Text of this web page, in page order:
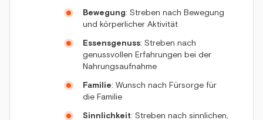
Bewegung: Streben nach Bewegung
und körperlicher Aktivität
Essensgenuss: Streben nach
genussvollen Erfahrungen bei der
Nahrungsaufnahme
Familie: Wunsch nach Fürsorge für
die Familie
Sinnlichkeit: Streben nach sinnlichen,